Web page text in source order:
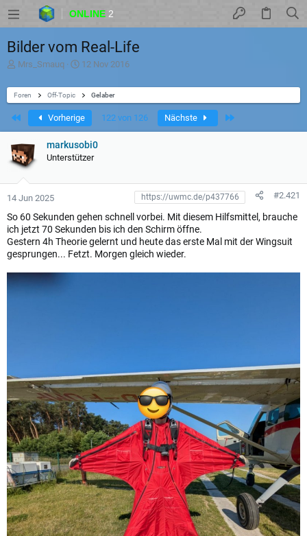
ONLINE 2
Bilder vom Real-Life
T
e
m
e
n
s
a
r
Mrs_Smauq
D
t
u
m
S
t
a
r
t
12 Nov 2016
Foren Off-Topic Gelaber
Erste Vorherige 122 von 126 Nächste
markusobi0
Unterstützer
14 Jun 2025 #2.421
So 60 Sekunden gehen schnell vorbei. Mit diesem Hilfsmittel, brauche
ich jetzt 70 Sekunden bis ich den Schirm öffne.
Gestern 4h Theorie gelernt und heute das erste Mal mit der Wingsuit
gesprungen... Fetzt. Morgen gleich wieder.